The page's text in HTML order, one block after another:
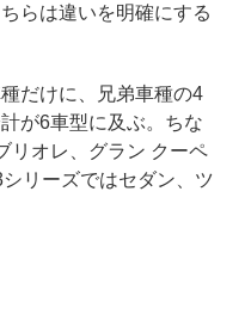
らは違いを明確にする
だけに、兄弟車種の4
が6車型に及ぶ。ちな
リオレ、グラン クーペ
リーズではセダン、ツ